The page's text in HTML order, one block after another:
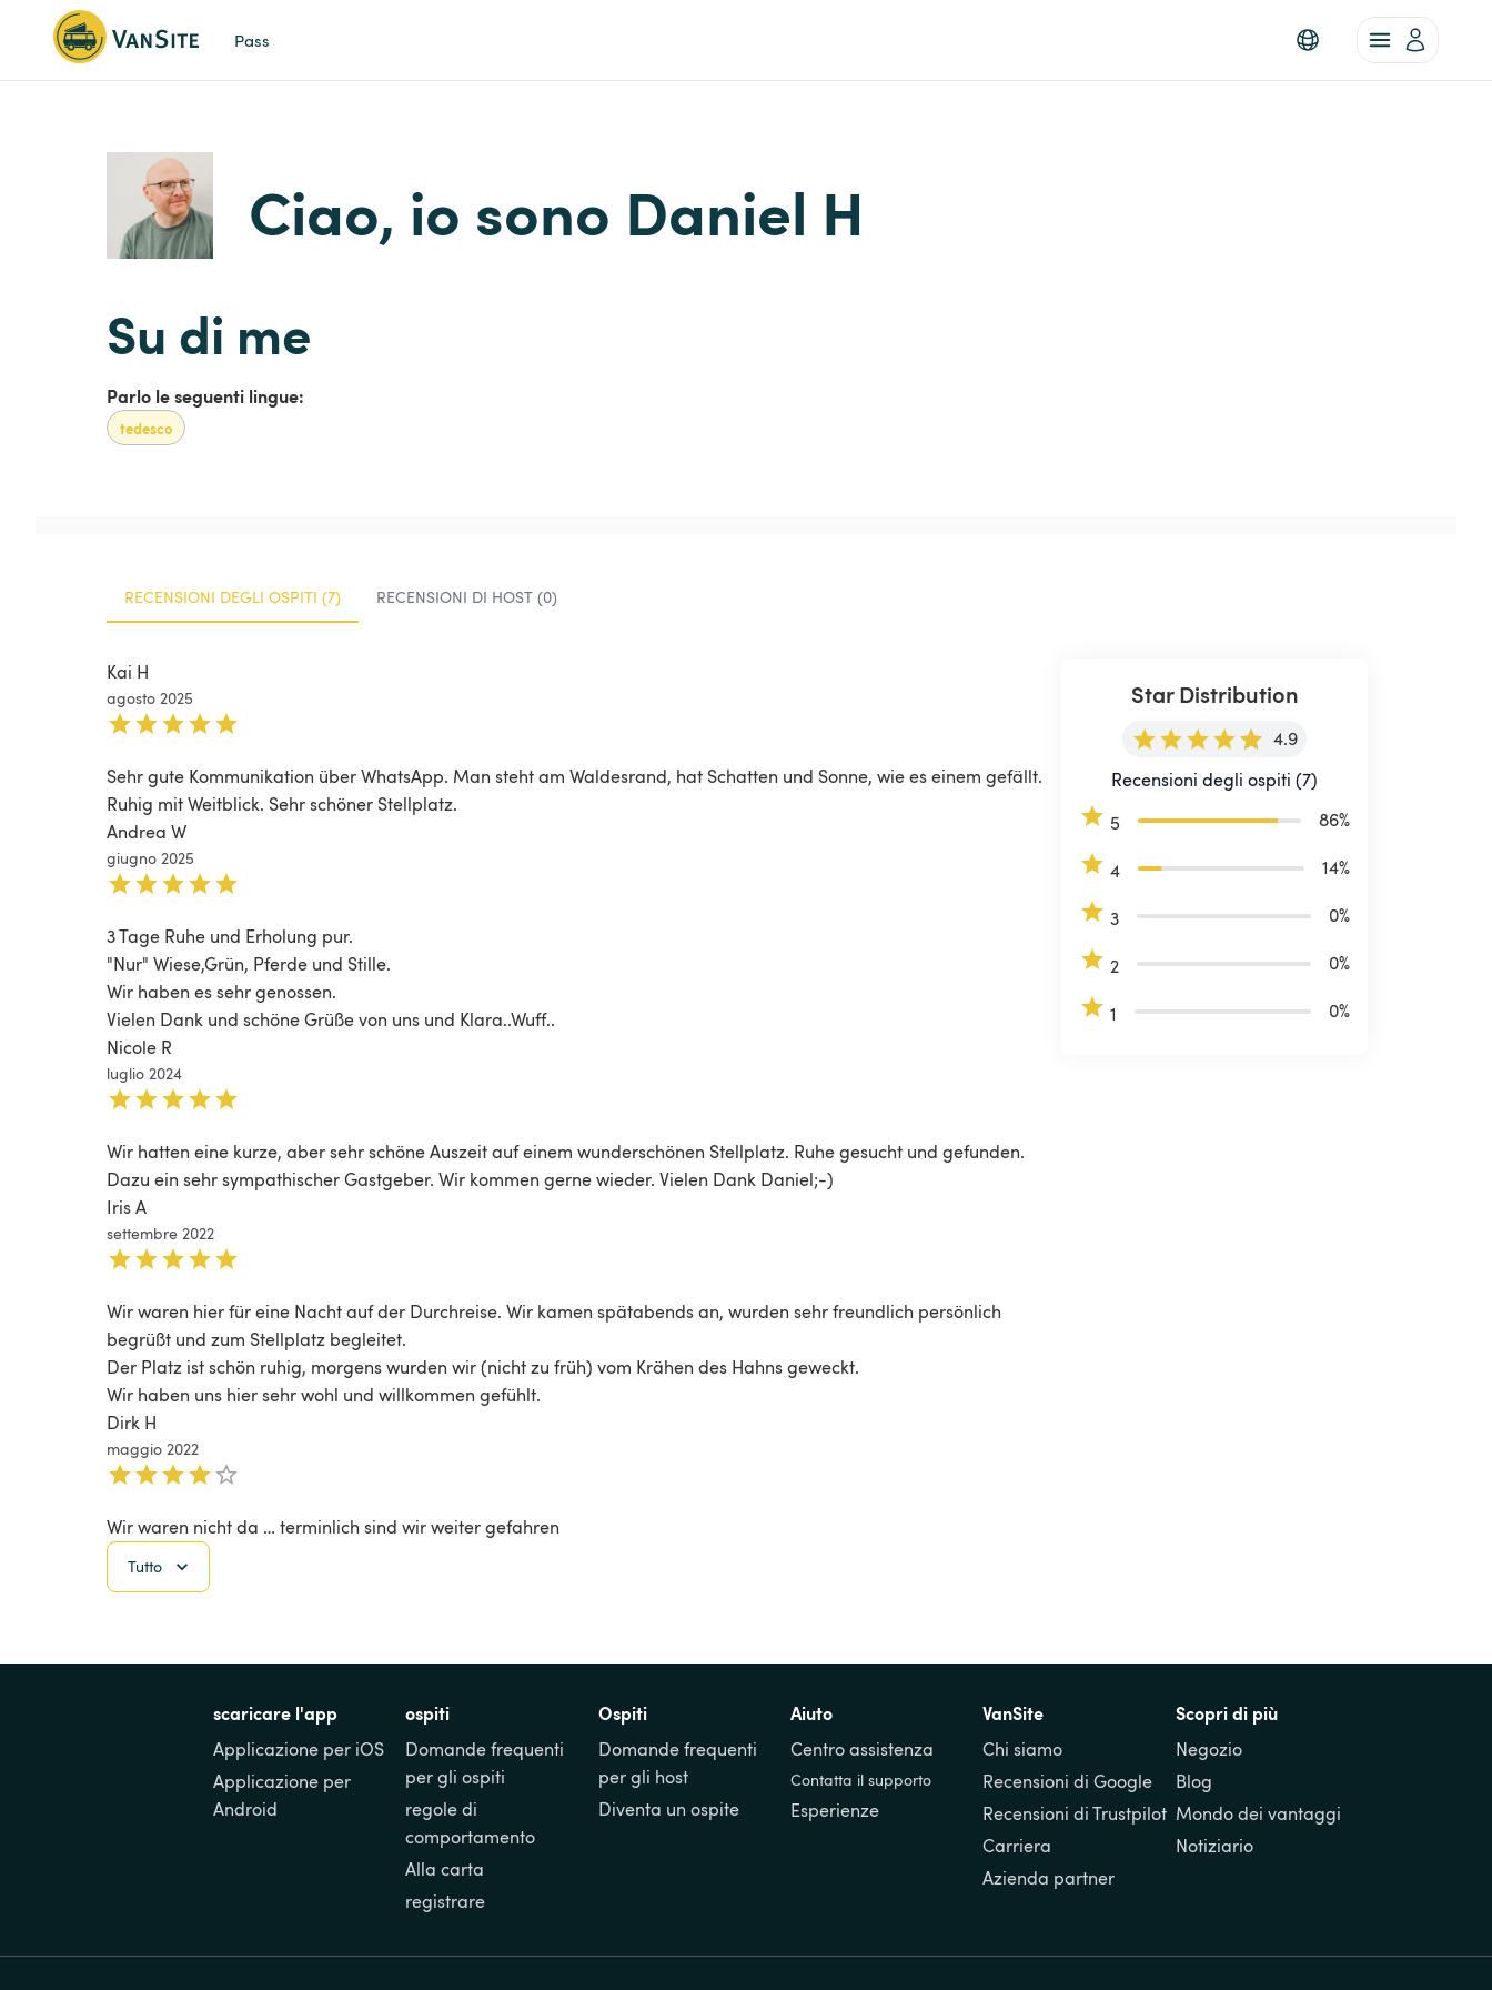
Pass
Ciao, io sono Daniel H
Su di me
Parlo le seguenti lingue:
tedesco
RECENSIONI DEGLI OSPITI (7) RECENSIONI DI HOST (0)
Kai H
agosto 2025
Sehr gute Kommunikation über WhatsApp. Man steht am Waldesrand, hat Schatten und Sonne, wie es einem gefällt.
Ruhig mit Weitblick. Sehr schöner Stellplatz.
Andrea W
giugno 2025
3 Tage Ruhe und Erholung pur.
"Nur" Wiese,Grün, Pferde und Stille.
Wir haben es sehr genossen.
Vielen Dank und schöne Grüße von uns und Klara..Wuff..
Nicole R
luglio 2024
Wir hatten eine kurze, aber sehr schöne Auszeit auf einem wunderschönen Stellplatz. Ruhe gesucht und gefunden.
Dazu ein sehr sympathischer Gastgeber. Wir kommen gerne wieder. Vielen Dank Daniel;-)
Iris A
settembre 2022
Wir waren hier für eine Nacht auf der Durchreise. Wir kamen spätabends an, wurden sehr freundlich persönlich
begrüßt und zum Stellplatz begleitet.
Der Platz ist schön ruhig, morgens wurden wir (nicht zu früh) vom Krähen des Hahns geweckt.
Wir haben uns hier sehr wohl und willkommen gefühlt.
Dirk H
maggio 2022
Wir waren nicht da … terminlich sind wir weiter gefahren
Star Distribution
4.9
Recensioni degli ospiti (7)
5
86%
4 14%
3 0%
2 0%
1 0%
Tutto
scaricare l'app
Applicazione per iOS
Applicazione per
Android
ospiti
Domande frequenti
per gli ospiti
regole di
comportamento
Alla carta
registrare
Ospiti
Domande frequenti
per gli host
Diventa un ospite
Aiuto
Centro assistenza
Contatta il supporto
Esperienze
VanSite
Chi siamo
Recensioni di Google
Recensioni di Trustpilot
Carriera
Azienda partner
Scopri di più
Negozio
Blog
Mondo dei vantaggi
Notiziario